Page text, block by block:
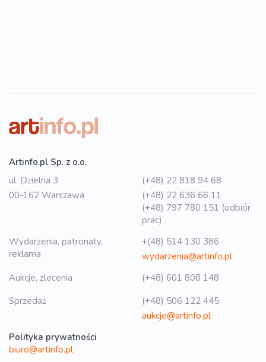
Artinfo.pl Sp. z o.o.
ul. Dzielna 3
00-162 Warszawa
(+48) 22 818 94 68
(+48) 22 636 66 11
(+48) 797 780 151 (odbiór
prac)
Wydarzenia, patronaty,
reklama
+(48) 514 130 386
wydarzenia@artinfo.pl
Aukcje, zlecenia
(+48) 601 808 148
Sprzedaż
(+48) 506 122 445
aukcje@artinfo.pl
Polityka prywatności
biuro@artinfo.pl